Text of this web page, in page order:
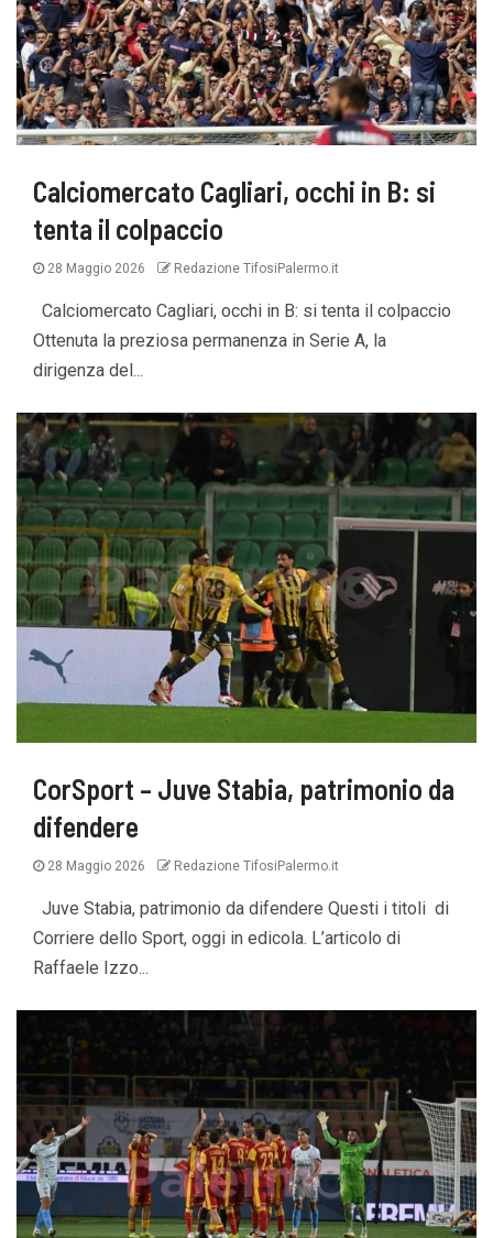
Calciomercato Cagliari, occhi in B: si
tenta il colpaccio
28 Maggio 2026 Redazione TifosiPalermo.it
Calciomercato Cagliari, occhi in B: si tenta il colpaccio
Ottenuta la preziosa permanenza in Serie A, la
dirigenza del...
CorSport – Juve Stabia, patrimonio da
difendere
28 Maggio 2026 Redazione TifosiPalermo.it
Juve Stabia, patrimonio da difendere Questi i titoli di
Corriere dello Sport, oggi in edicola. L’articolo di
Raffaele Izzo...